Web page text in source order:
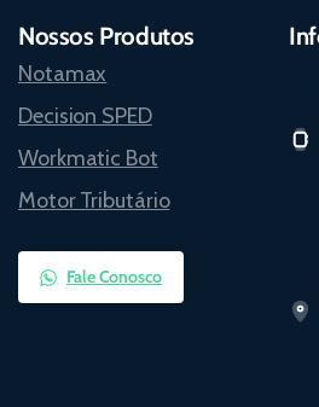
Nossos Produtos
Notamax
Decision SPED
Workmatic Bot
Motor Tributário
Fale Conosco